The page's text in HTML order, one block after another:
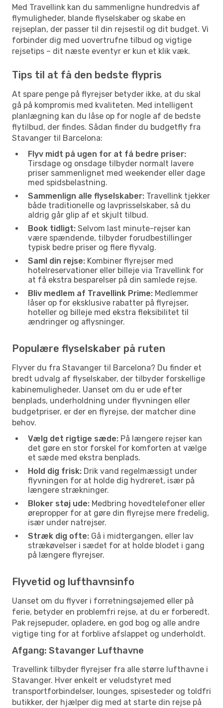
Med Travellink kan du sammenligne hundredvis af
flymuligheder, blande flyselskaber og skabe en
rejseplan, der passer til din rejsestil og dit budget. Vi
forbinder dig med uovertrufne tilbud og vigtige
rejsetips – dit næste eventyr er kun et klik væk.
Tips til at få den bedste flypris
At spare penge på flyrejser betyder ikke, at du skal
gå på kompromis med kvaliteten. Med intelligent
planlægning kan du låse op for nogle af de bedste
flytilbud, der findes. Sådan finder du budgetfly fra
Stavanger til Barcelona:
Flyv midt på ugen for at få bedre priser:
Tirsdage og onsdage tilbyder normalt lavere
priser sammenlignet med weekender eller dage
med spidsbelastning.
Sammenlign alle flyselskaber: Travellink tjekker
både traditionelle og lavprisselskaber, så du
aldrig går glip af et skjult tilbud.
Book tidligt: Selvom last minute-rejser kan
være spændende, tilbyder forudbestillinger
typisk bedre priser og flere flyvalg.
Saml din rejse: Kombiner flyrejser med
hotelreservationer eller billeje via Travellink for
at få ekstra besparelser på din samlede rejse.
Bliv medlem af Travellink Prime: Medlemmer
låser op for eksklusive rabatter på flyrejser,
hoteller og billeje med ekstra fleksibilitet til
ændringer og aflysninger.
Populære flyselskaber på ruten
Flyver du fra Stavanger til Barcelona? Du finder et
bredt udvalg af flyselskaber, der tilbyder forskellige
kabinemuligheder. Uanset om du er ude efter
benplads, underholdning under flyvningen eller
budgetpriser, er der en flyrejse, der matcher dine
behov.
Vælg det rigtige sæde: På længere rejser kan
det gøre en stor forskel for komforten at vælge
et sæde med ekstra benplads.
Hold dig frisk: Drik vand regelmæssigt under
flyvningen for at holde dig hydreret, især på
længere strækninger.
Bloker støj ude: Medbring hovedtelefoner eller
ørepropper for at gøre din flyrejse mere fredelig,
især under natrejser.
Stræk dig ofte: Gå i midtergangen, eller lav
strækøvelser i sædet for at holde blodet i gang
på længere flyrejser.
Flyvetid og lufthavnsinfo
Uanset om du flyver i forretningsøjemed eller på
ferie, betyder en problemfri rejse, at du er forberedt.
Pak rejsepuder, opladere, en god bog og alle andre
vigtige ting for at forblive afslappet og underholdt.
Afgang: Stavanger Lufthavne
Travellink tilbyder flyrejser fra alle større lufthavne i
Stavanger. Hver enkelt er veludstyret med
transportforbindelser, lounges, spisesteder og toldfri
butikker, der hjælper dig med at starte din rejse på